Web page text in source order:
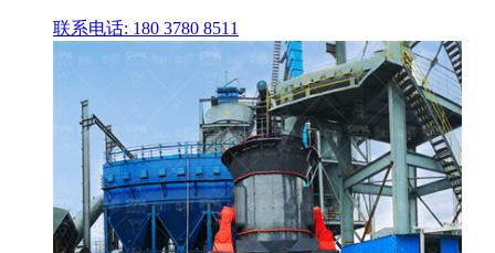
联系电话: 180 3780 8511